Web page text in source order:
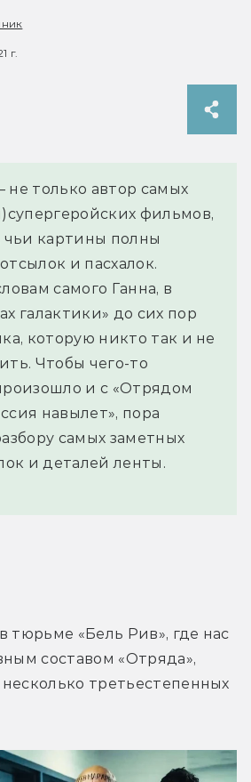
г.
только автор самых
фильмов,
чьи картины полны
и пасхалок.
самого Ганна, в
галактики» до сих пор
которую никто так и не
Чтобы чего-то
и с «Отрядом
навылет», пора
самых заметных
и деталей ленты.
тюрьме «Бель Рив», где нас
составом «Отряда»,
третьестепенных